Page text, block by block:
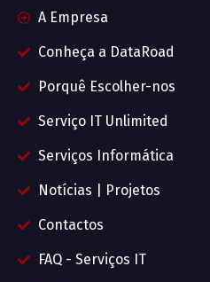
A Empresa
Conheça a DataRoad
Porquê Escolher-nos
Serviço IT Unlimited
Serviços Informática
Notícias | Projetos
Contactos
FAQ - Serviços IT